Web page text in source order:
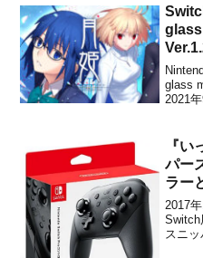
「サ
望
glass
信開
glass
2021
す。
『
パー
ラー
通常
2017
Switch
スニ